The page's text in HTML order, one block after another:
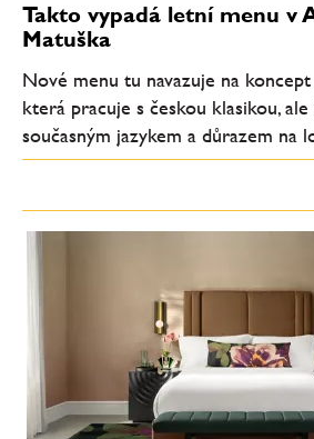
Takto vypadá letní menu v
Matuška
Nové menu tu navazuje na
která pracuje s českou klasikou,
současným jazykem a důrazem na